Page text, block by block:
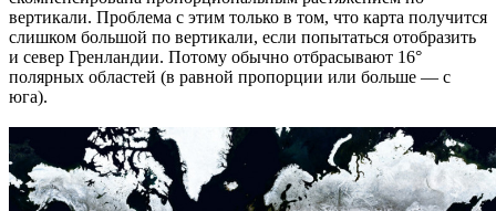
вертикали. Проблема с этим только в том, что карта получится
слишком большой по вертикали, если попытаться отобразить
и север Гренландии. Потому обычно отбрасывают 16°
полярных областей (в равной пропорции или больше — с
юга).